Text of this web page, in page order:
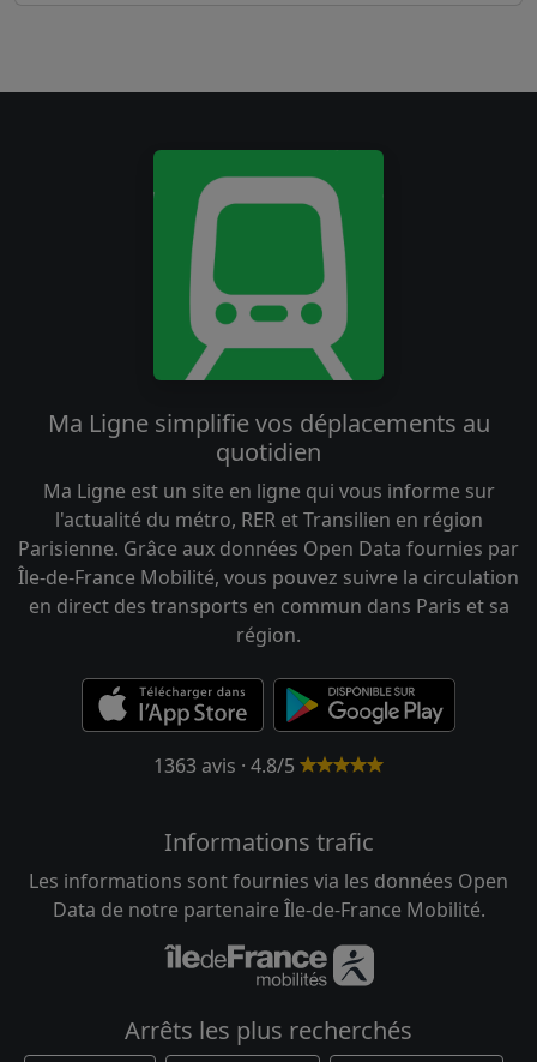
Ma Ligne simplifie vos déplacements au
quotidien
Ma Ligne est un site en ligne qui vous informe sur
l'actualité du métro, RER et Transilien en région
Parisienne. Grâce aux données Open Data fournies par
Île-de-France Mobilité, vous pouvez suivre la circulation
en direct des transports en commun dans Paris et sa
région.
1363 avis · 4.8/5
Informations trafic
Les informations sont fournies via les données Open
Data de notre partenaire Île-de-France Mobilité.
Arrêts les plus recherchés